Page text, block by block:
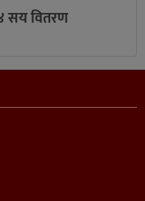
सय वितरण